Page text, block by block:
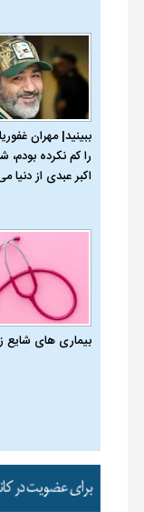
ببینید| مهران
را کم نکرده بودم،
اکبر عبدی از دنیا
بیماری‌ های شایع